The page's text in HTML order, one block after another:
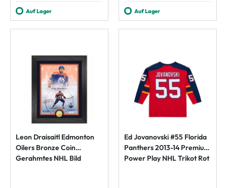
Auf Lager Auf Lager
Leon Draisaitl Edmonton
Oilers Bronze Coin
Gerahmtes NHL Bild
Ed Jovanovski #55 Florida
Panthers 2013-14 Premium
Power Play NHL Trikot Rot